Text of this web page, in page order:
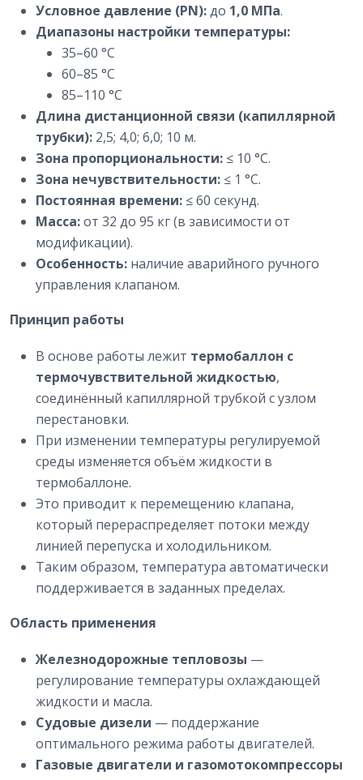
Условное давление (PN):до 1,0 МПа.
Диапазоны настройки температуры:
35–60 °C
60–85 °C
85–110 °C
Длина дистанционной связи (капиллярной
трубки): 2,5; 4,0; 6,0; 10 м.
Зона пропорциональности: ≤ 10 °C.
Зона нечувствительности: ≤ 1 °C.
Постоянная времени: ≤ 60 секунд.
Масса:от 32 до 95 кг (в зависимости от
модификации).
Особенность: наличие аварийного ручного
управления клапаном.
Принцип работы
В основе работы лежит термобаллон с
термочувствительной жидкостью,
соединённый капиллярной трубкой с узлом
перестановки.
При изменении температуры регулируемой
среды изменяется объём жидкости в
термобаллоне.
Это приводит к перемещению клапана,
который перераспределяет потоки между
линией перепуска и холодильником.
Таким образом, температура автоматически
поддерживается в заданных пределах.
Область применения
Железнодорожные тепловозы —
регулирование температуры охлаждающей
жидкости и масла.
Судовые дизели — поддержание
оптимального режима работы двигателей.
Газовые двигатели и газомотокомпрессоры